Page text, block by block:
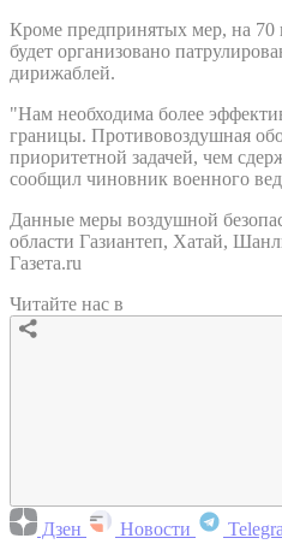
Кроме предпринятых мер, на
будет организовано
дирижаблей.
"Нам необходима более
границы. Противовоздушная
приоритетной задачей, чем
сообщил чиновник военного
Данные меры воздушной
области Газиантеп, Хатай,
Газета.ru
Читайте нас в
Дзен Новости